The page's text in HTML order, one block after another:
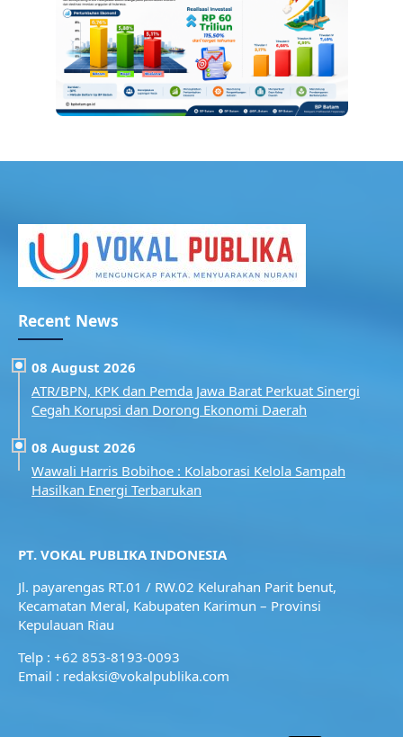
Recent News
08 August 2026
ATR/BPN, KPK dan Pemda Jawa Barat Perkuat Sinergi
Cegah Korupsi dan Dorong Ekonomi Daerah
08 August 2026
Wawali Harris Bobihoe : Kolaborasi Kelola Sampah
Hasilkan Energi Terbarukan
PT. VOKAL PUBLIKA INDONESIA
Jl. payarengas RT.01 / RW.02 Kelurahan Parit benut,
Kecamatan Meral, Kabupaten Karimun – Provinsi
Kepulauan Riau
Telp : +62 853-8193-0093
Email : redaksi@vokalpublika.com